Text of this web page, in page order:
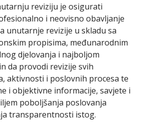
reviziju je osigurati
i neovisno obavljanje
unutarnje revizije u skladu sa
propisima, međunarodnim
djelovanja i najboljom
da provodi revizije svih
aktivnosti i poslovnih procesa te
i objektivne informacije, savjete i
poboljšanja poslovanja
transparentnosti istog.